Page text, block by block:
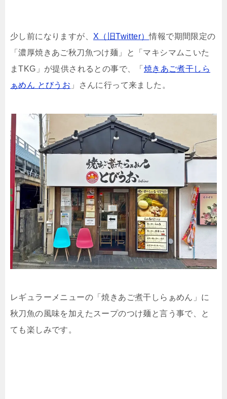
少し前になりますが、 X（旧Twitter）情報で期間限定の
「濃厚焼きあご秋刀魚つけ麺」と「マキシマムこいた
まTKG」が提供されるとの事で、「 焼きあご煮干しら
ぁめん とびうお 」さんに行って来ました。
レギュラーメニューの「焼きあご煮干しらぁめん」に
秋刀魚の風味を加えたスープのつけ麺と言う事で、と
ても楽しみです。